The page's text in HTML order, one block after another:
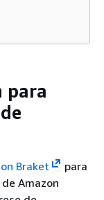
para
Braket
para
Amazon